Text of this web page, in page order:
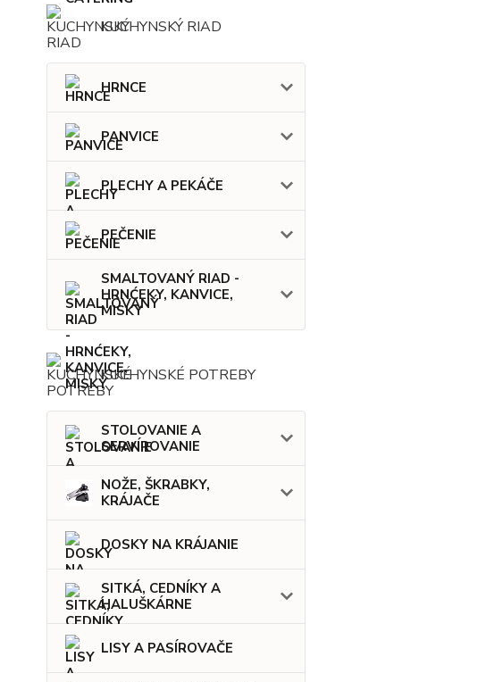
KUCHYNSKÝ RIAD
HRNCE
PANVICE
PLECHY A PEKÁČE
PEČENIE
SMALTOVANÝ RIAD -
HRNĆEKY, KANVICE,
MISKY
KUCHYNSKÉ POTREBY
STOLOVANIE A
SERVÍROVANIE
NOŽE, ŠKRABKY,
KRÁJAČE
DOSKY NA KRÁJANIE
SITKÁ, CEDNÍKY A
HALUŠKÁRNE
LISY A PASÍROVAČE